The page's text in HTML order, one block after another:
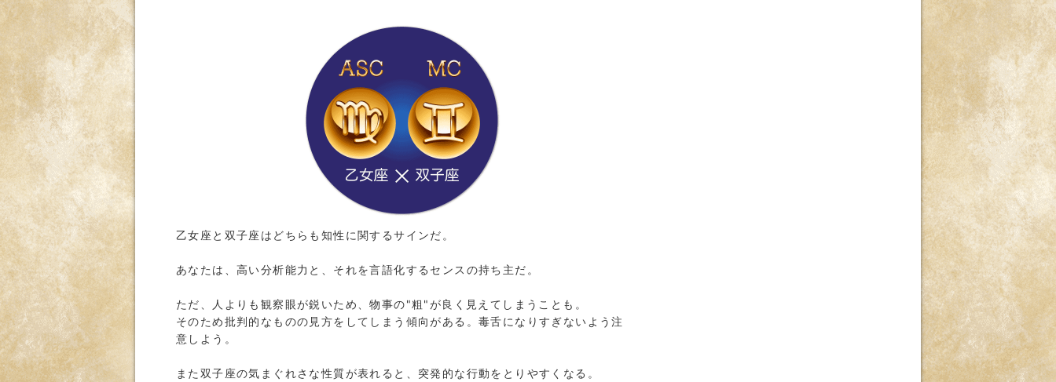
乙女座と双子座はどちらも知性に関するサインだ。
あなたは、高い分析能力と、それを言語化するセンスの持ち主だ。
ただ、人よりも観察眼が鋭いため、物事の"粗"が良く見えてしまうことも。
そのため批判的なものの見方をしてしまう傾向がある。毒舌になりすぎないよう注
意しよう。
また双子座の気まぐれさな性質が表れると、突発的な行動をとりやすくなる。